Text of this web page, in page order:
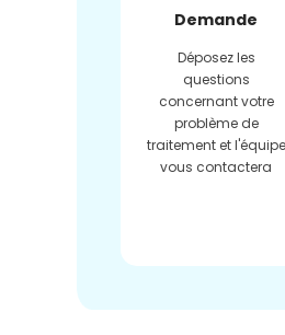
Demande
Déposez les
questions
concernant votre
problème de
traitement et l'équipe
vous contactera